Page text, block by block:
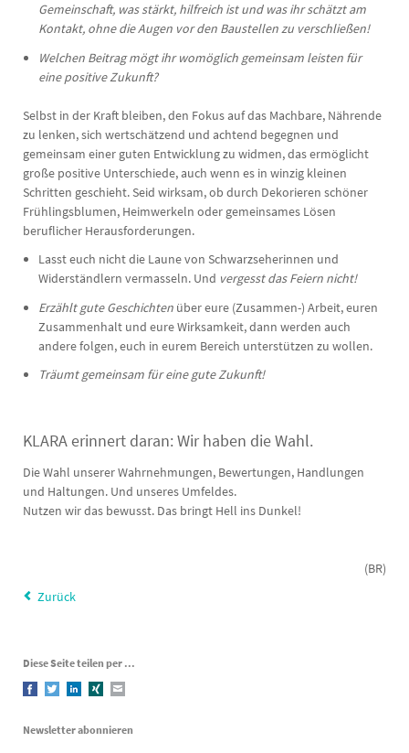
Gemeinschaft, was stärkt, hilfreich ist und was ihr schätzt am
Kontakt, ohne die Augen vor den Baustellen zu verschließen!
Welchen Beitrag mögt ihr womöglich gemeinsam leisten für
eine positive Zukunft?
Selbst in der Kraft bleiben, den Fokus auf das Machbare, Nährende
zu lenken, sich wertschätzend und achtend begegnen und
gemeinsam einer guten Entwicklung zu widmen, das ermöglicht
große positive Unterschiede, auch wenn es in winzig kleinen
Schritten geschieht. Seid wirksam, ob durch Dekorieren schöner
Frühlingsblumen, Heimwerkeln oder gemeinsames Lösen
beruflicher Herausforderungen.
Lasst euch nicht die Laune von Schwarzseherinnen und
Widerständlern vermasseln. Und vergesst das Feiern nicht!
Erzählt gute Geschichten über eure (Zusammen-) Arbeit, euren
Zusammenhalt und eure Wirksamkeit, dann werden auch
andere folgen, euch in eurem Bereich unterstützen zu wollen.
Träumt gemeinsam für eine gute Zukunft!
KLARA erinnert daran: Wir haben die Wahl.
Die Wahl unserer Wahrnehmungen, Bewertungen, Handlungen
und Haltungen. Und unseres Umfeldes.
Nutzen wir das bewusst. Das bringt Hell ins Dunkel!
(BR)
Zurück
Diese Seite teilen per ...
FacebookTwitterLinkedIn
Xing
Newsletter abonnieren